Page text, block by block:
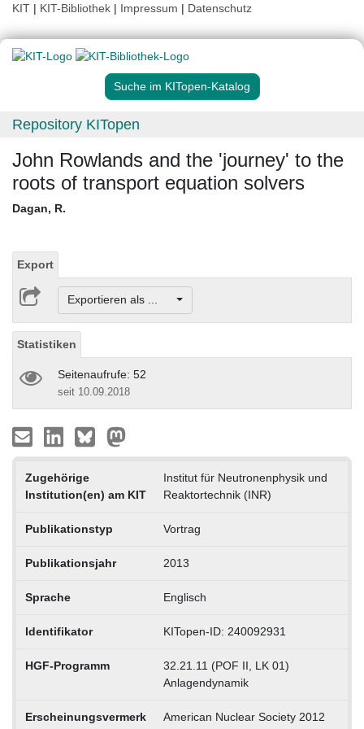
KIT | KIT-Bibliothek | Impressum | Datenschutz
Suche im KITopen-Katalog
Repository KITopen
John Rowlands and the 'journey' to the
roots of transport equation solvers
Dagan, R.
Export
Exportieren als ...
Statistiken
Seitenaufrufe: 52
seit 10.09.2018
Zugehörige
Institution(en) am KIT
Institut für Neutronenphysik und
Reaktortechnik (INR)
Publikationstyp Vortrag
Publikationsjahr 2013
Sprache Englisch
Identifikator KITopen-ID: 240092931
HGF-Programm
32.21.11 (POF II, LK 01)
Anlagendynamik
Erscheinungsvermerk
American Nuclear Society 2012